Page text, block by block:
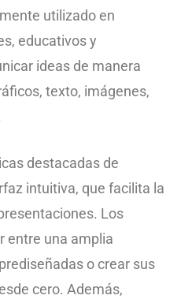
utilizado en
educativos y
ideas de manera
texto, imágenes,
destacadas de
intuitiva, que facilita la
Los
entre una amplia
o crear sus
cero. Además,